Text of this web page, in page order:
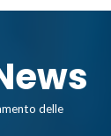
delle